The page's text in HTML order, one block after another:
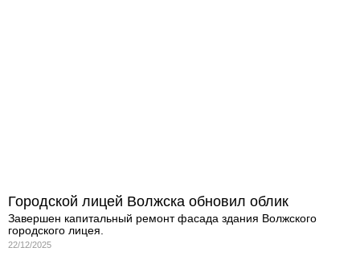
Городской лицей Волжска обновил облик
Завершен капитальный ремонт фасада здания Волжского
городского лицея.
22/12/2025